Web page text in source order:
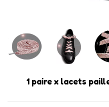
1 paire x lacets